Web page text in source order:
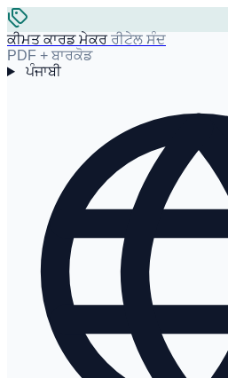
ਕੀਮਤ ਕਾਰਡ ਮੇਕਰ ਰੀਟੇਲ ਸੰਦ
PDF + ਬਾਰਕੋਡ
ਪੰਜਾਬੀ